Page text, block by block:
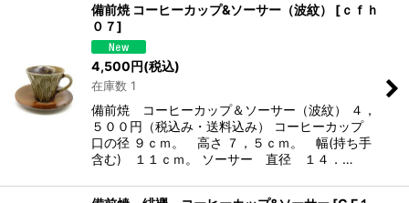
備前焼 コーヒーカップ&ソーサー（波紋） [ ｃｆｈ
０７]
4,500円(税込)
在庫数 1
備前焼 コーヒーカップ＆ソーサー（波紋） ４，
５００円（税込み・送料込み） コーヒーカップ
口の径 ９ｃｍ。 高さ ７，５ｃｍ。 幅(持ち手
含む) １１ｃｍ。 ソーサー 直径 １４．…